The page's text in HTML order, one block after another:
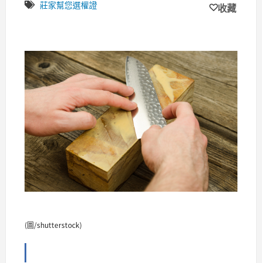
莊家幫您選權證 收藏
(圖/shutterstock)